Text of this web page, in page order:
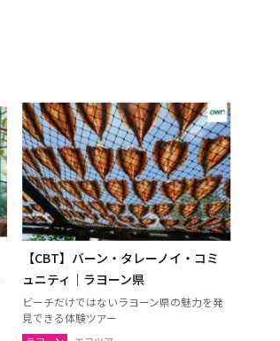
【CBT】バーン・タレーノイ・コミ
ュニティ｜ラヨーン県
ビーチだけではないラヨーン県の魅力を発
見できる体験ツアー